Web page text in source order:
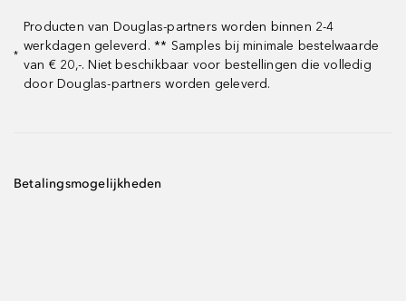
*
Producten van Douglas-partners worden binnen 2-4
werkdagen geleverd. ** Samples bij minimale bestelwaarde
van € 20,-. Niet beschikbaar voor bestellingen die volledig
door Douglas-partners worden geleverd.
Betalingsmogelijkheden